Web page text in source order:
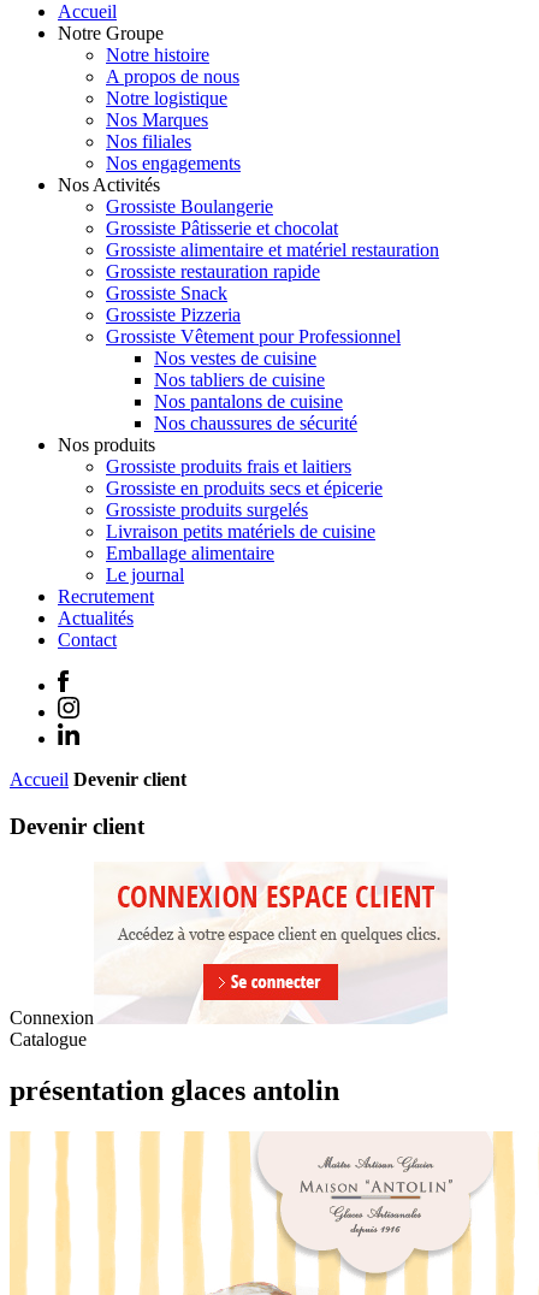
Accueil
Notre Groupe
Notre histoire
A propos de nous
Notre logistique
Nos Marques
Nos filiales
Nos engagements
Nos Activités
Grossiste Boulangerie
Grossiste Pâtisserie et chocolat
Grossiste alimentaire et matériel restauration
Grossiste restauration rapide
Grossiste Snack
Grossiste Pizzeria
Grossiste Vêtement pour Professionnel
Nos vestes de cuisine
Nos tabliers de cuisine
Nos pantalons de cuisine
Nos chaussures de sécurité
Nos produits
Grossiste produits frais et laitiers
Grossiste en produits secs et épicerie
Grossiste produits surgelés
Livraison petits matériels de cuisine
Emballage alimentaire
Le journal
Recrutement
Actualités
Contact
Accueil Devenir client
Devenir client
Connexion
Catalogue
présentation glaces antolin